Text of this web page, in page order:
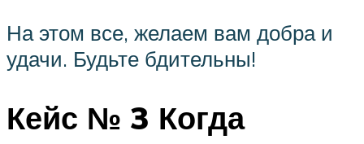
На этом все, желаем вам добра и
удачи. Будьте бдительны!
Кейс № 3 Когда